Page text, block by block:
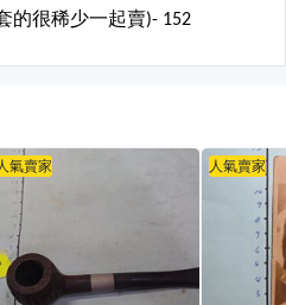
氣賣家 人氣賣家